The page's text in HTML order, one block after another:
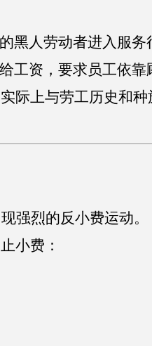
黑人劳动者进入服务
工资，要求员工依靠
际上与劳工历史和
强烈的反小费运动。
小费：